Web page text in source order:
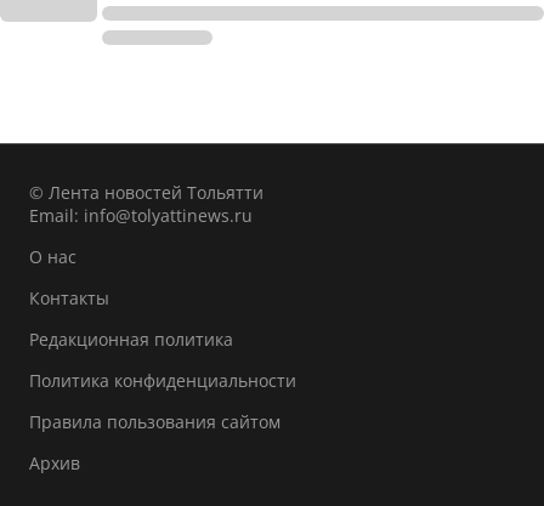
© Лента новостей Тольятти
Email: info@tolyattinews.ru
О нас
Контакты
Редакционная политика
Политика конфиденциальности
Правила пользования сайтом
Архив